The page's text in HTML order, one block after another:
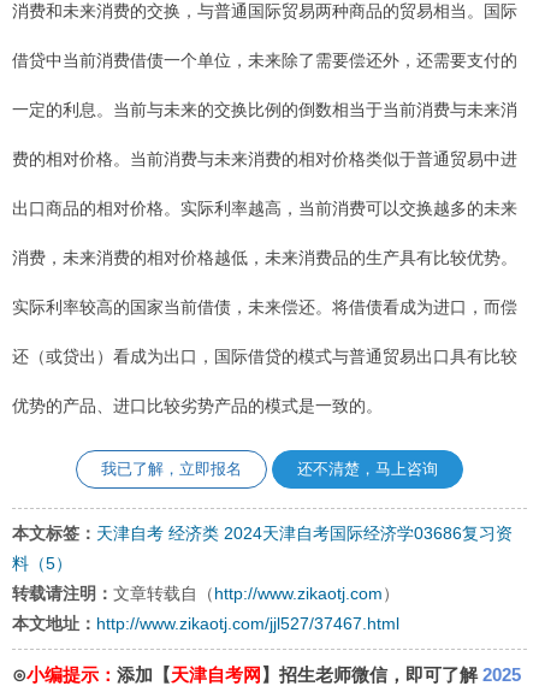
消费和未来消费的交换，与普通国际贸易两种商品的贸易相当。国际
借贷中当前消费借债一个单位，未来除了需要偿还外，还需要支付的
一定的利息。当前与未来的交换比例的倒数相当于当前消费与未来消
费的相对价格。当前消费与未来消费的相对价格类似于普通贸易中进
出口商品的相对价格。实际利率越高，当前消费可以交换越多的未来
消费，未来消费的相对价格越低，未来消费品的生产具有比较优势。
实际利率较高的国家当前借债，未来偿还。将借债看成为进口，而偿
还（或贷出）看成为出口，国际借贷的模式与普通贸易出口具有比较
优势的产品、进口比较劣势产品的模式是一致的。
我已了解，立即报名 还不清楚，马上咨询
本文标签： 天津自考 经济类 2024天津自考国际经济学03686复习资
料（5）
转载请注明： 文章转载自（ http://www.zikaotj.com ）
本文地址： http://www.zikaotj.com/jjl527/37467.html
⊙小编提示： 添加【天津自考网 】招生老师微信，即可了解2025